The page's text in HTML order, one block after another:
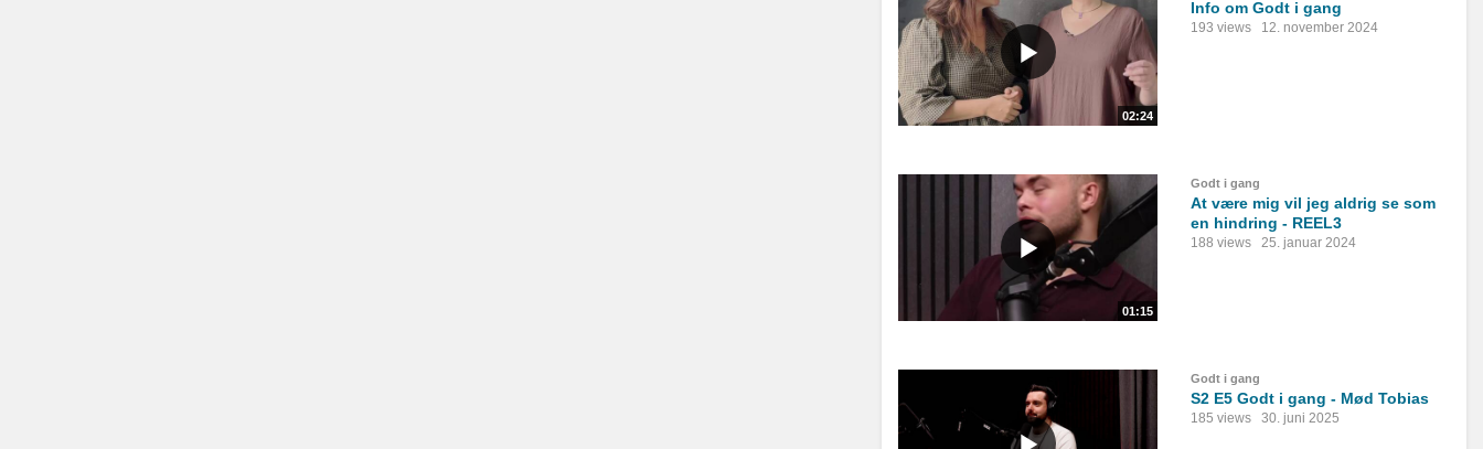
02:24
Info om Godt i gang
193 views 12. november 2024
01:15
Godt i gang
At være mig vil jeg aldrig se som
en hindring - REEL3
188 views 25. januar 2024
Godt i gang
S2 E5 Godt i gang - Mød Tobias
185 views 30. juni 2025